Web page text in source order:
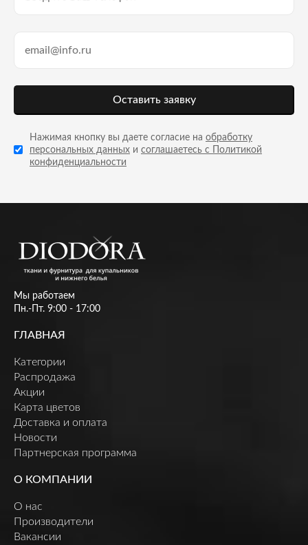
Оставить заявку
Нажимая кнопку вы даете согласие на обработку
персональных данных и соглашаетесь с Политикой
конфиденциальности
Мы работаем
Пн.-Пт. 9:00 - 17:00
ГЛАВНАЯ
Категории
Распродажа
Акции
Карта цветов
Доставка и оплата
Новости
Партнерская программа
О КОМПАНИИ
О нас
Производители
Вакансии